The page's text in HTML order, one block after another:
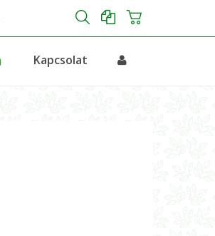
Kapcsolat